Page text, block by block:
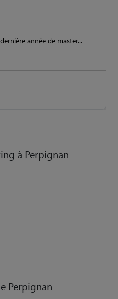
année de master...
à Perpignan
Perpignan